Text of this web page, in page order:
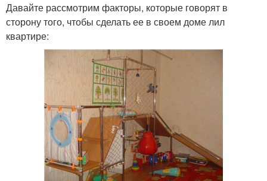
Давайте рассмотрим факторы, которые говорят в
сторону того, чтобы сделать ее в своем доме лил
квартире: